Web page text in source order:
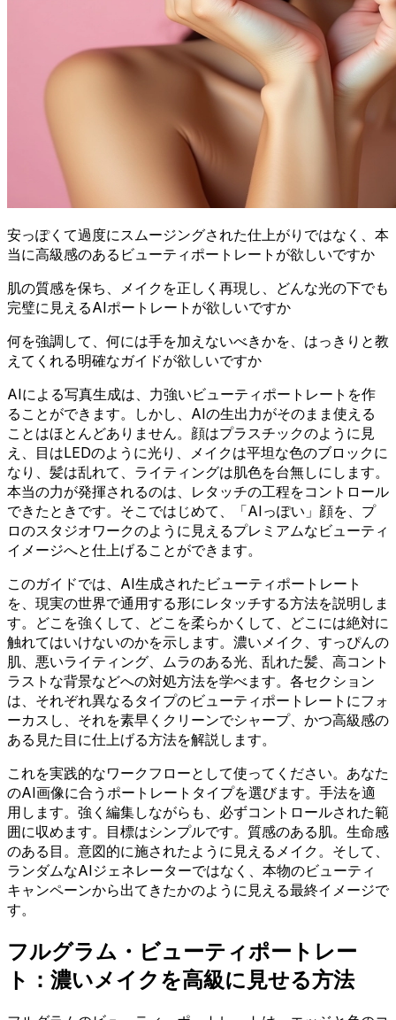
安っぽくて過度にスムージングされた仕上がりではなく、本
当に高級感のあるビューティポートレートが欲しいですか
肌の質感を保ち、メイクを正しく再現し、どんな光の下でも
完璧に見えるAIポートレートが欲しいですか
何を強調して、何には手を加えないべきかを、はっきりと教
えてくれる明確なガイドが欲しいですか
AIによる写真生成は、力強いビューティポートレートを作
ることができます。しかし、AIの生出力がそのまま使える
ことはほとんどありません。顔はプラスチックのように見
え、目はLEDのように光り、メイクは平坦な色のブロックに
なり、髪は乱れて、ライティングは肌色を台無しにします。
本当の力が発揮されるのは、レタッチの工程をコントロール
できたときです。そこではじめて、「AIっぽい」顔を、プ
ロのスタジオワークのように見えるプレミアムなビューティ
イメージへと仕上げることができます。
このガイドでは、AI生成されたビューティポートレート
を、現実の世界で通用する形にレタッチする方法を説明しま
す。どこを強くして、どこを柔らかくして、どこには絶対に
触れてはいけないのかを示します。濃いメイク、すっぴんの
肌、悪いライティング、ムラのある光、乱れた髪、高コント
ラストな背景などへの対処方法を学べます。各セクション
は、それぞれ異なるタイプのビューティポートレートにフォ
ーカスし、それを素早くクリーンでシャープ、かつ高級感の
ある見た目に仕上げる方法を解説します。
これを実践的なワークフローとして使ってください。あなた
のAI画像に合うポートレートタイプを選びます。手法を適
用します。強く編集しながらも、必ずコントロールされた範
囲に収めます。目標はシンプルです。質感のある肌。生命感
のある目。意図的に施されたように見えるメイク。そして、
ランダムなAIジェネレーターではなく、本物のビューティ
キャンペーンから出てきたかのように見える最終イメージで
す。
フルグラム・ビューティポートレー
ト：濃いメイクを高級に見せる方法